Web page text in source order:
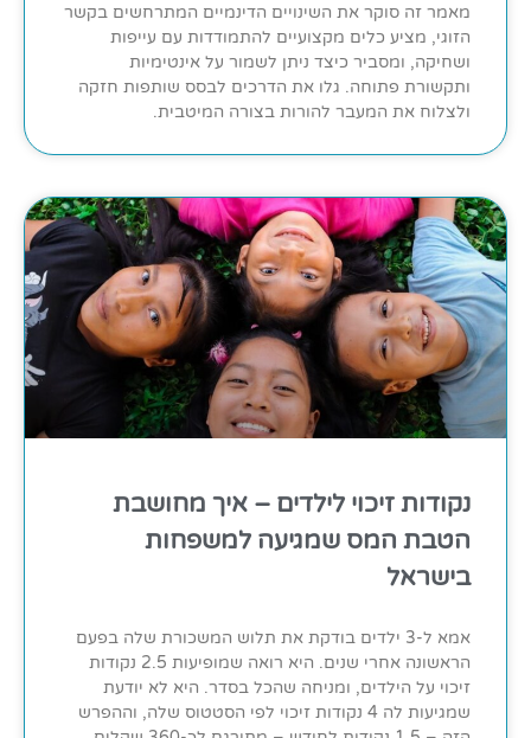
מאמר זה סוקר את השינויים הדינמיים המתרחשים בקשר
הזוגי, מציע כלים מקצועיים להתמודדות עם עייפות
ושחיקה, ומסביר כיצד ניתן לשמור על אינטימיות
ותקשורת פתוחה. גלו את הדרכים לבסס שותפות חזקה
ולצלוח את המעבר להורות בצורה המיטבית.
נקודות זיכוי לילדים – איך מחושבת
הטבת המס שמגיעה למשפחות
בישראל
אמא ל-3 ילדים בודקת את תלוש המשכורת שלה בפעם
הראשונה אחרי שנים. היא רואה שמופיעות 2.5 נקודות
זיכוי על הילדים, ומניחה שהכל בסדר. היא לא יודעת
שמגיעות לה 4 נקודות זיכוי לפי הסטטוס שלה, וההפרש